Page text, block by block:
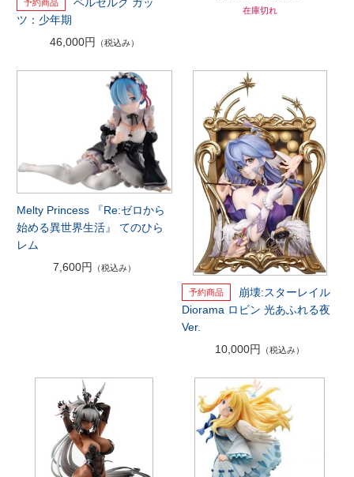
ツ：少年期
46,000円
（税込み）
在庫切れ
Melty Princess 『Re:ゼロから
始める異世界生活』 てのひら
レム
7,600円
（税込み）
崩壊:スターレイル
Diorama ロビン 光あふれる夜
Ver.
10,000円
（税込み）